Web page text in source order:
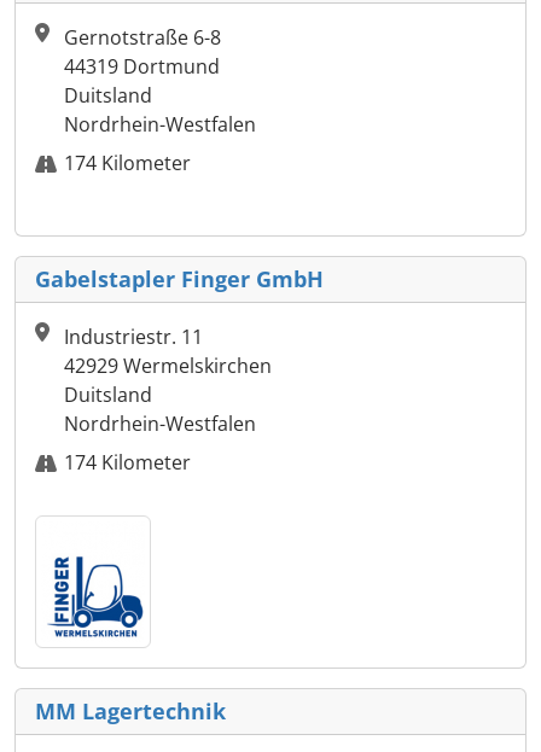
Gernotstraße 6-8
44319 Dortmund
Duitsland
Nordrhein-Westfalen
174 Kilometer
Gabelstapler Finger GmbH
Industriestr. 11
42929 Wermelskirchen
Duitsland
Nordrhein-Westfalen
174 Kilometer
MM Lagertechnik